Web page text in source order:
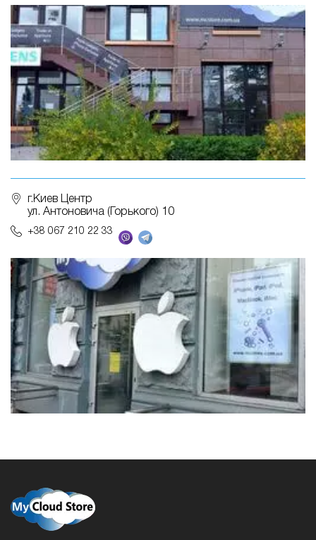
г.Киев Центр
ул. Антоновича (Горького) 10
+38 067 210 22 33